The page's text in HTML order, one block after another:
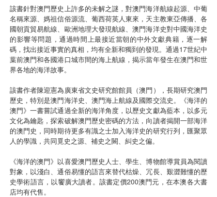
該書針對澳門歷史上許多的未解之謎，對澳門海洋航線起源、中葡
名稱來源、媽祖信俗源流、葡西荷英人東來，天主教東亞傳播、各
國朝貢貿易航線、歐洲地理大發現航線、澳門海洋史對中國海洋史
的影響等問題，通過時間上最接近當朝的中外文獻典籍，逐一解
碼，找出接近事實的真相，均有全新和獨到的發現。通過17世紀中
葉前澳門和各國港口城市間的海上航線，揭示當年發生在澳門和世
界各地的海洋故事。
該書作者陳迎憲為廣東省文史研究館館員（澳門），長期研究澳門
歷史，特別是澳門海洋史、澳門海上航線及國際交流史。《海洋的
澳門》一書嘗試通過全新的海洋角度，以歷史文獻為藍本，以多元
文化為鑰匙，探索破解澳門歷史密碼的方法，向讀者揭開一部海洋
的澳門史，同時期待更多有識之士加入海洋史的研究行列，匯聚眾
人的學識，共同覓史之源、補史之闕、糾史之偏。
《海洋的澳門》以喜愛澳門歷史人士、學生、博物館導賞員為閱讀
對象，以淺白、通俗易懂的語言來替代枯燥、冗長、艱澀難懂的歷
史學術語言，以饗廣大讀者。該書定價200澳門元，在本澳各大書
店均有代售。